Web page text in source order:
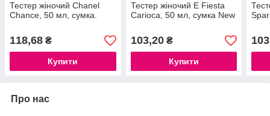
Тестер жіночий Chanel
Chance, 50 мл, сумка.
118,68 ₴
Купити
Тестер жіночий E Fiesta
Carioca, 50 мл, сумка New
103,20₴
Купити
Про нас